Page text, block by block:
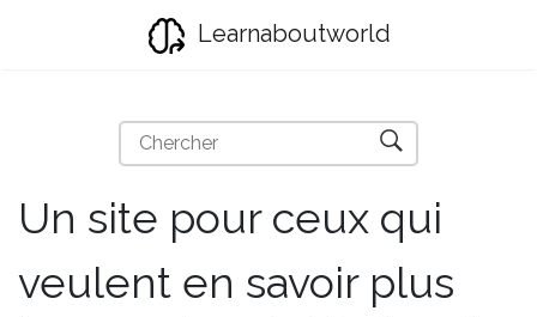
Learnaboutworld
Un site pour ceux qui
veulent en savoir plus